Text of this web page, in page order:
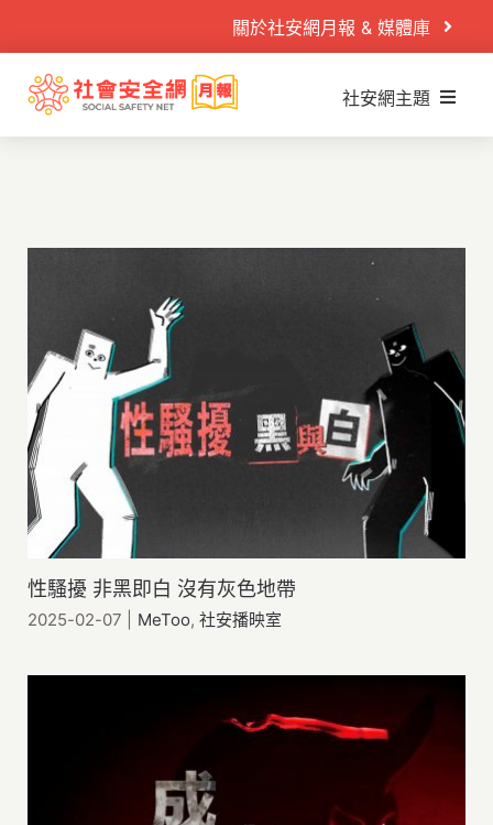
content
關於社安網月報 & 媒體庫
社安閱讀室
秒懂懶人包
PODCAST
活動專區
社安網主題
兒少性剝削
童年逆境
家庭暴力
老人憂鬱
高照顧負荷
MeToo
性騷擾 非黑即白 沒有灰色地帶
2025-02-07 MeToo,社安播映室